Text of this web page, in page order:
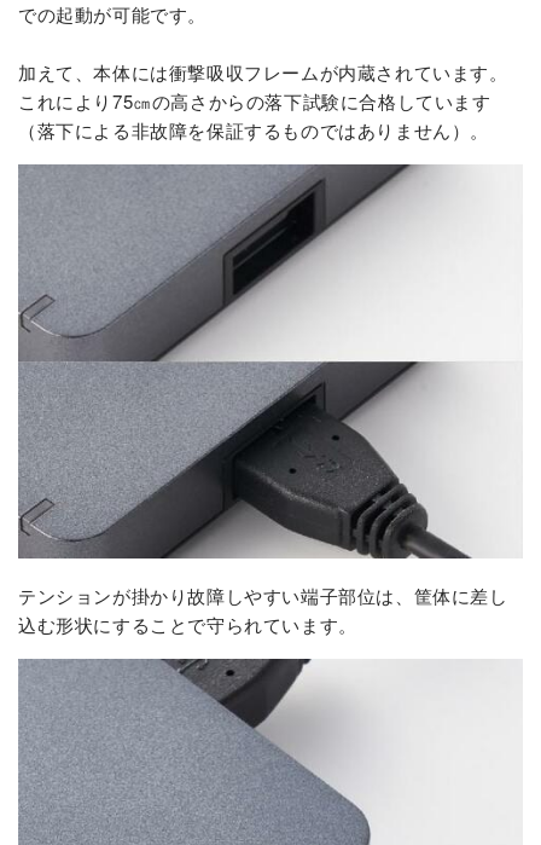
での起動が可能です。
加えて、本体には衝撃吸収フレームが内蔵されています。
これにより75㎝の高さからの落下試験に合格しています
（落下による非故障を保証するものではありません）。
テンションが掛かり故障しやすい端子部位は、筐体に差し
込む形状にすることで守られています。